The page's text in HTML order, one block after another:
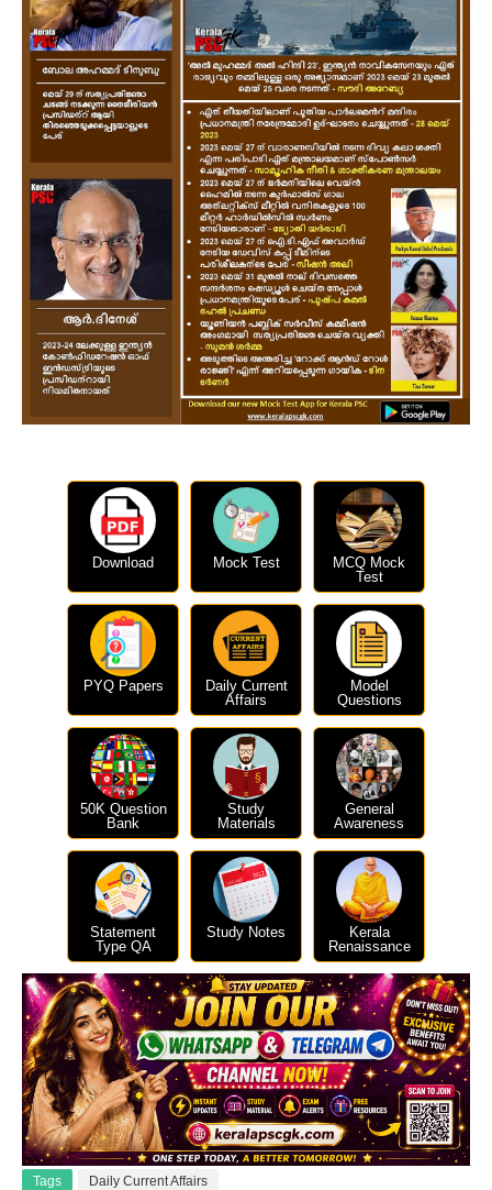
Download Mock Test
MCQ Mock
Test
PYQ Papers
Daily Current
Affairs
Model
Questions
50K Question
Bank
Study
Materials
General
Awareness
Statement
Type QA
Study Notes
Kerala
Renaissance
Tags Daily Current Affairs